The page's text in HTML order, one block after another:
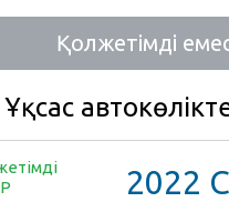
Қолжетімді
Ұқсас
2022